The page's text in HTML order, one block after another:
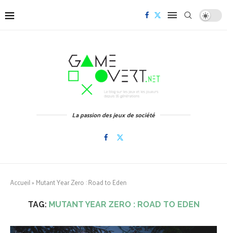
La passion des jeux de société
Accueil» Mutant Year Zero : Road to Eden
TAG: MUTANT YEAR ZERO : ROAD TO EDEN